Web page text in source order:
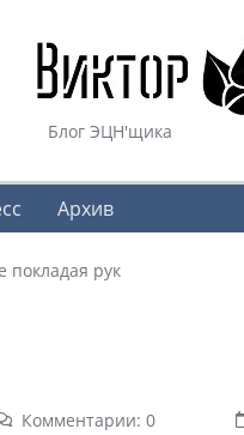
Блог ЭЦН'щика
Архив
покладая рук
Комментарии: 0